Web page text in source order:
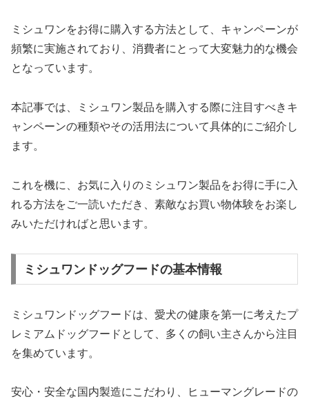
ミシュワンをお得に購入する方法として、キャンペーンが
頻繁に実施されており、消費者にとって大変魅力的な機会
となっています。
本記事では、ミシュワン製品を購入する際に注目すべきキ
ャンペーンの種類やその活用法について具体的にご紹介し
ます。
これを機に、お気に入りのミシュワン製品をお得に手に入
れる方法をご一読いただき、素敵なお買い物体験をお楽し
みいただければと思います。
ミシュワンドッグフードの基本情報
ミシュワンドッグフードは、愛犬の健康を第一に考えたプ
レミアムドッグフードとして、多くの飼い主さんから注目
を集めています。
安心・安全な国内製造にこだわり、ヒューマングレードの